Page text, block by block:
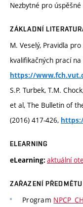
Nezbytné pro
ZÁKLADNÍ
M. Veselý, Pravidla
kvalifikačných prací na
https://
S.P. Turbek, T.M.
et al, The Bulletin of
(2016) 417-426,
ELEARNING
eLearning: aktuální
ZAŘAZENÍ
Program